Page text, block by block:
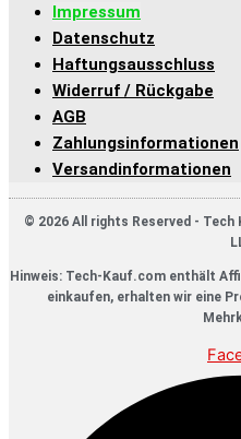
Impressum
Datenschutz
Haftungsausschluss
Widerruf / Rückgabe
AGB
Zahlungsinformationen
Versandinformationen
© 2026 All rights Reserved -
Hinweis: Tech-Kauf.com enthält
einkaufen, erhalten wir eine